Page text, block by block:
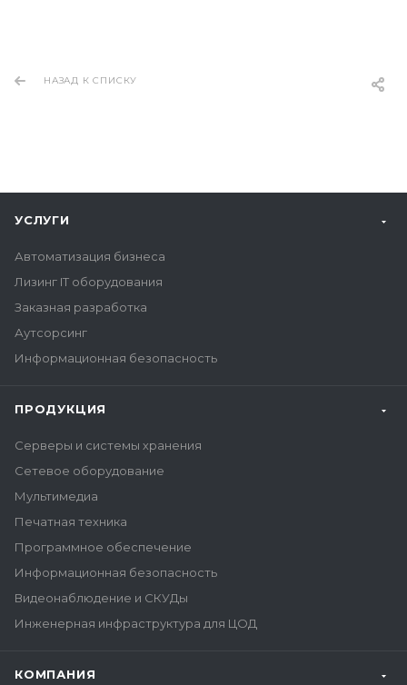
НАЗАД К СПИСКУ
УСЛУГИ
Автоматизация бизнеса
Лизинг IT оборудования
Заказная разработка
Аутсорсинг
Информационная безопасность
ПРОДУКЦИЯ
Серверы и системы хранения
Сетевое оборудование
Мультимедиа
Печатная техника
Программное обеспечение
Информационная безопасность
Видеонаблюдение и СКУДы
Инженерная инфраструктура для ЦОД
КОМПАНИЯ